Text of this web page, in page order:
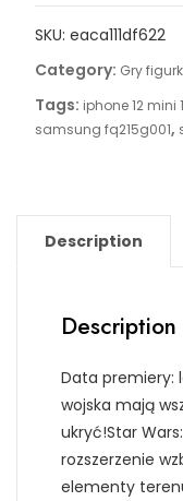
SKU: eaca111df622
Category: Gry
Tags: iphone 12 mini
samsung fq215g001,
Description
Description
Data premiery:
wojska mają
ukryć!Star
rozszerzenie
elementy